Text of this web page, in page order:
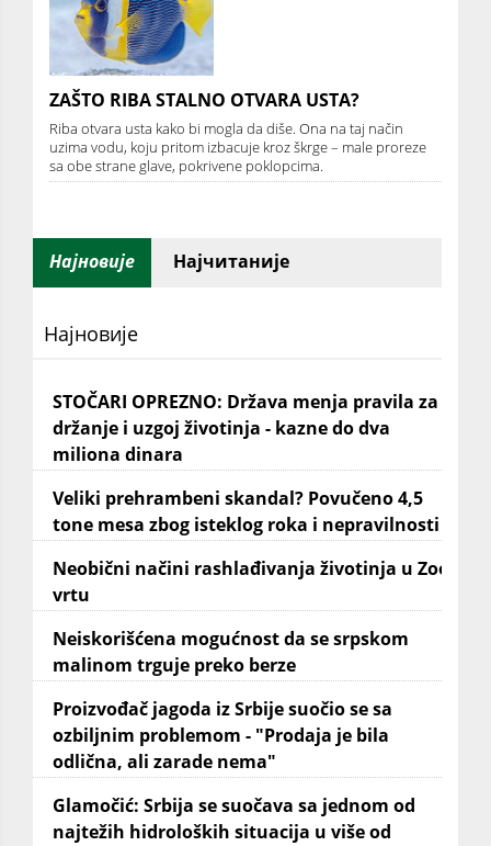
ZAŠTO RIBA STALNO OTVARA USTA?
Riba otvara usta kako bi mogla da diše. Ona na taj način
uzima vodu, koju pritom izbacuje kroz škrge – male proreze
sa obe strane glave, pokrivene poklopcima.
Најновије Најчитаније
Најновије
STOČARI OPREZNO: Država menja pravila za
držanje i uzgoj životinja - kazne do dva
miliona dinara
Veliki prehrambeni skandal? Povučeno 4,5
tone mesa zbog isteklog roka i nepravilnosti
Neobični načini rashlađivanja životinja u Zoo
vrtu
Neiskorišćena mogućnost da se srpskom
malinom trguje preko berze
Proizvođač jagoda iz Srbije suočio se sa
ozbiljnim problemom - "Prodaja je bila
odlična, ali zarade nema"
Glamočić: Srbija se suočava sa jednom od
najtežih hidroloških situacija u više od